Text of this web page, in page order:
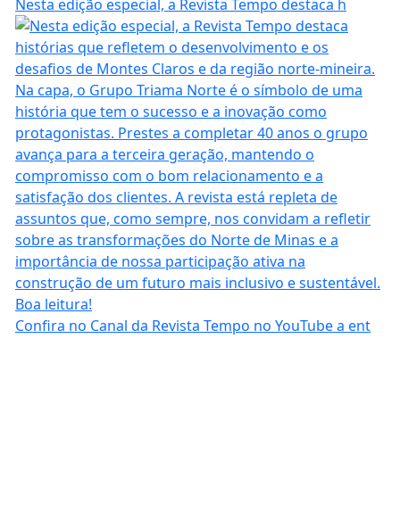
Nesta edição especial, a Revista Tempo destaca h
Confira no Canal da Revista Tempo no YouTube a ent